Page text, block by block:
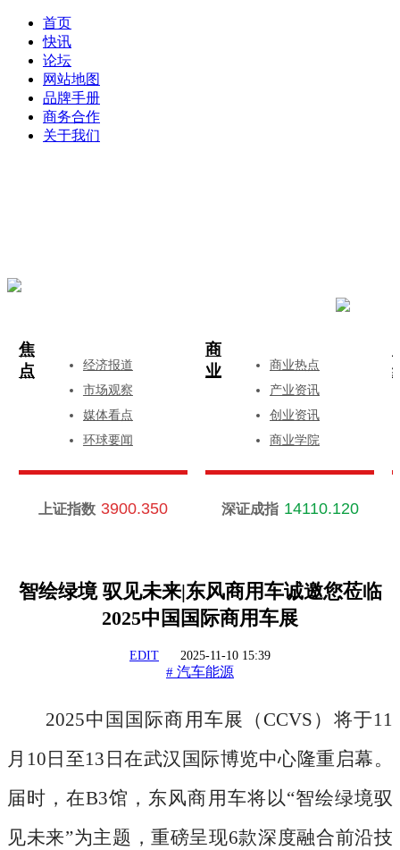
首页
快讯
论坛
网站地图
品牌手册
商务合作
关于我们
焦
点
经济报道
市场观察
媒体看点
环球要闻
商
业
商业热点
产业资讯
创业资讯
商业学院
上证指数 3900.350 深证成指 14110.120
智绘绿境 驭见未来|东风商用车诚邀您莅临
2025中国国际商用车展
EDIT 2025-11-10 15:39
# 汽车能源
2025中国国际商用车展（CCVS）将于11
月10日至13日在武汉国际博览中心隆重启幕。
届时，在B3馆，东风商用车将以“智绘绿境驭
见未来”为主题，重磅呈现6款深度融合前沿技